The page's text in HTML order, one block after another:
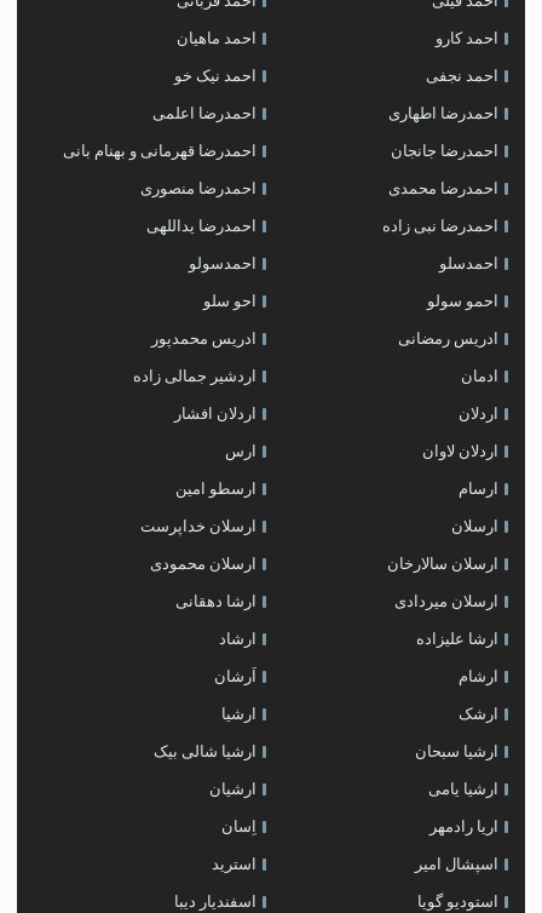
احمد کارو احمد ماهیان
احمد نجفی احمد نیک خو
احمدرضا اطهاری احمدرضا اعلمی
احمدرضا جانجان احمدرضا قهرمانی و بهنام بانی
احمدرضا محمدی احمدرضا منصوری
احمدرضا نبی زاده احمدرضا یداللهی
احمدسلو احمدسولو
احمو سولو احو سلو
ادریس رمضانی ادریس محمدپور
ادمان اردشیر جمالی زاده
اردلان اردلان افشار
اردلان لاوان ارس
ارسام ارسطو امین
ارسلان ارسلان خداپرست
ارسلان سالارخان ارسلان محمودی
ارسلان میردادی ارشا دهقانی
ارشا علیزاده ارشاد
ارشام اَرشان
ارشک ارشیا
ارشیا سبحان ارشیا شالی بیک
ارشیا یامی ارشیان
اریا رادمهر اِسان
اسپشال امیر استرید
استودیو گویا اسفندیار دیبا